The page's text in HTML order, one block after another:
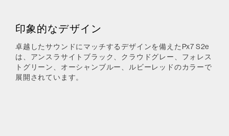
印象的なデザイン
卓越したサウンドにマッチするデザインを備えたPx7 S2e
は、アンスラサイトブラック、クラウドグレー、フォレス
トグリーン、オーシャンブルー、ルビーレッドのカラーで
展開されています。